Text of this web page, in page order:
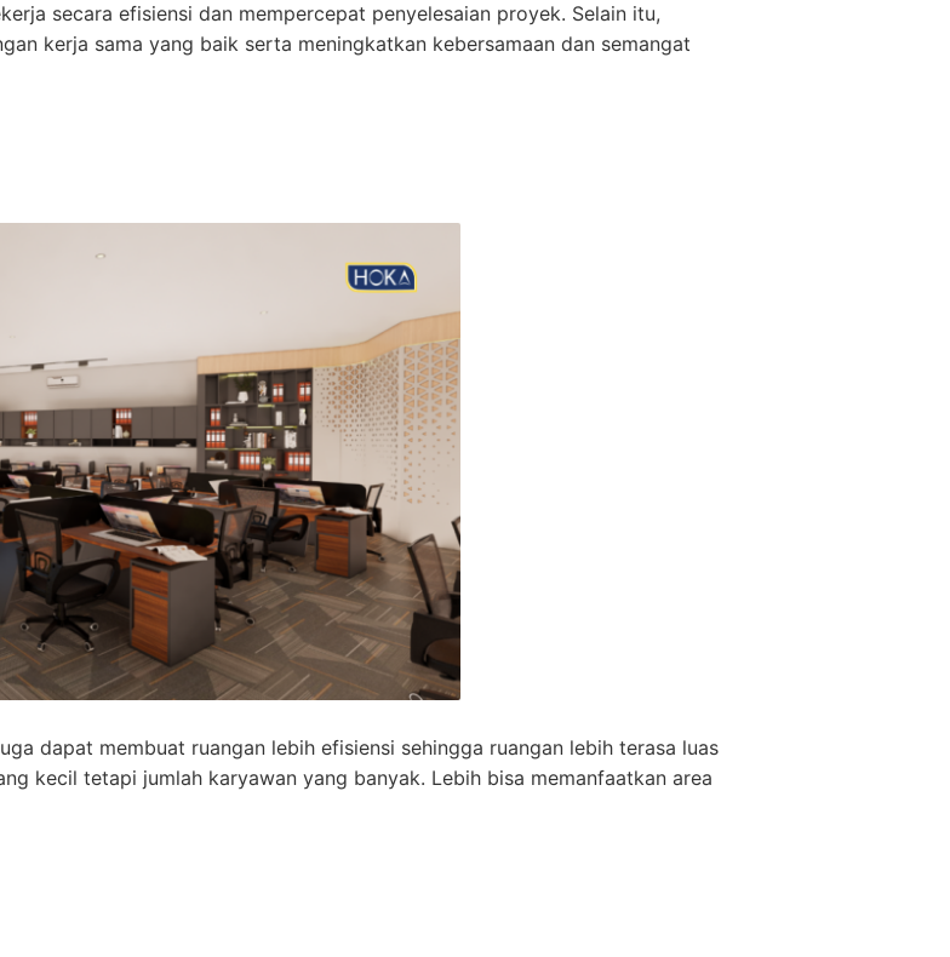
secara efisiensi dan mempercepat penyelesaian proyek. Selain itu,
kerja sama yang baik serta meningkatkan kebersamaan dan semangat
dapat membuat ruangan lebih efisiensi sehingga ruangan lebih terasa luas
kecil tetapi jumlah karyawan yang banyak. Lebih bisa memanfaatkan area